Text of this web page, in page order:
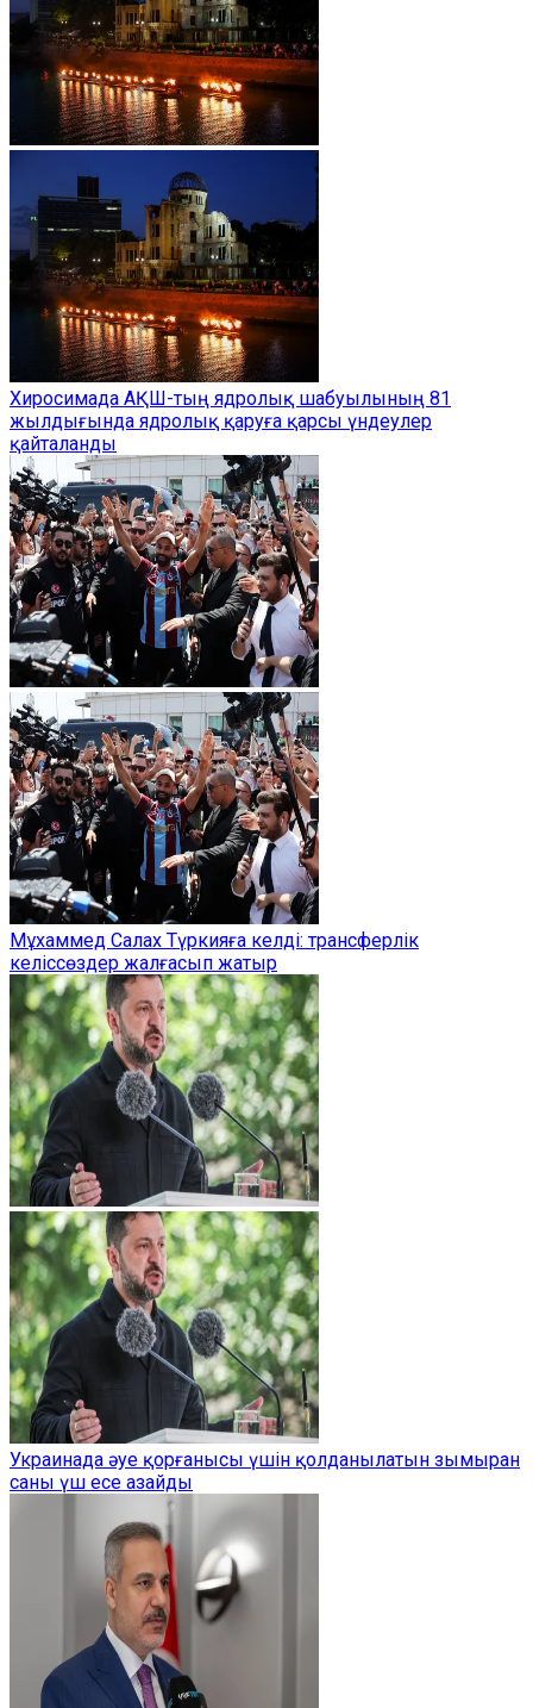
Хиросимада АҚШ-тың ядролық шабуылының 81
жылдығында ядролық қаруға қарсы үндеулер
қайталанды
Мұхаммед Салах Түркияға келді: трансферлік
келіссөздер жалғасып жатыр
Украинада әуе қорғанысы үшін қолданылатын зымыран
саны үш есе азайды